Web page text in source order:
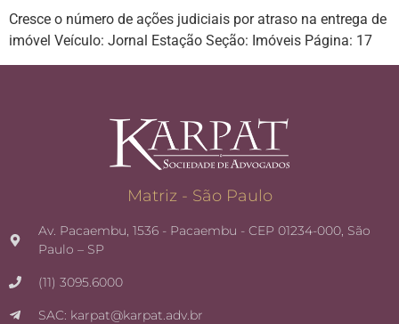
Cresce o número de ações judiciais por atraso na entrega de
imóvel Veículo: Jornal Estação Seção: Imóveis Página: 17
Matriz - São Paulo
Av. Pacaembu, 1536 - Pacaembu - CEP 01234-000, São
Paulo – SP
(11) 3095.6000
SAC: karpat@karpat.adv.br